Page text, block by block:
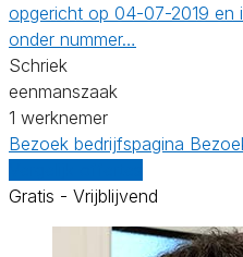
opgericht op 04-07-2019 en
onder nummer…
Schriek
eenmanszaak
1 werknemer
Bezoek bedrijfspagina
Gratis - Vrijblijvend